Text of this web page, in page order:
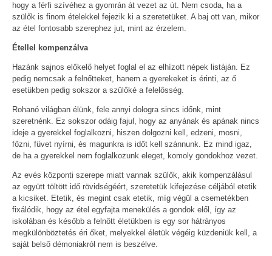
hogy a férfi szívéhez a gyomrán át vezet az út. Nem csoda, ha a
szülők is finom ételekkel fejezik ki a szeretetüket. A baj ott van, mikor
az étel fontosabb szerephez jut, mint az érzelem.
Étellel kompenzálva
Hazánk sajnos előkelő helyet foglal el az elhízott népek listáján. Ez
pedig nemcsak a felnőtteket, hanem a gyerekeket is érinti, az ő
esetükben pedig sokszor a szülőké a felelősség.
Rohanó világban élünk, fele annyi dologra sincs időnk, mint
szeretnénk. Ez sokszor odáig fajul, hogy az anyának és apának nincs
ideje a gyerekkel foglalkozni, hiszen dolgozni kell, edzeni, mosni,
főzni, füvet nyírni, és magunkra is időt kell szánnunk. Ez mind igaz,
de ha a gyerekkel nem foglalkozunk eleget, komoly gondokhoz vezet.
Az evés központi szerepe miatt vannak szülők, akik kompenzálásul
az együtt töltött idő rövidségéért, szeretetük kifejezése céljából etetik
a kicsiket. Etetik, és megint csak etetik, míg végül a csemetékben
fixálódik, hogy az étel egyfajta menekülés a gondok elől, így az
iskolában és később a felnőtt életükben is egy sor hátrányos
megkülönböztetés éri őket, melyekkel életük végéig küzdeniük kell, a
saját belső démoniakról nem is beszélve.